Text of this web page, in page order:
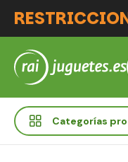
Categorías